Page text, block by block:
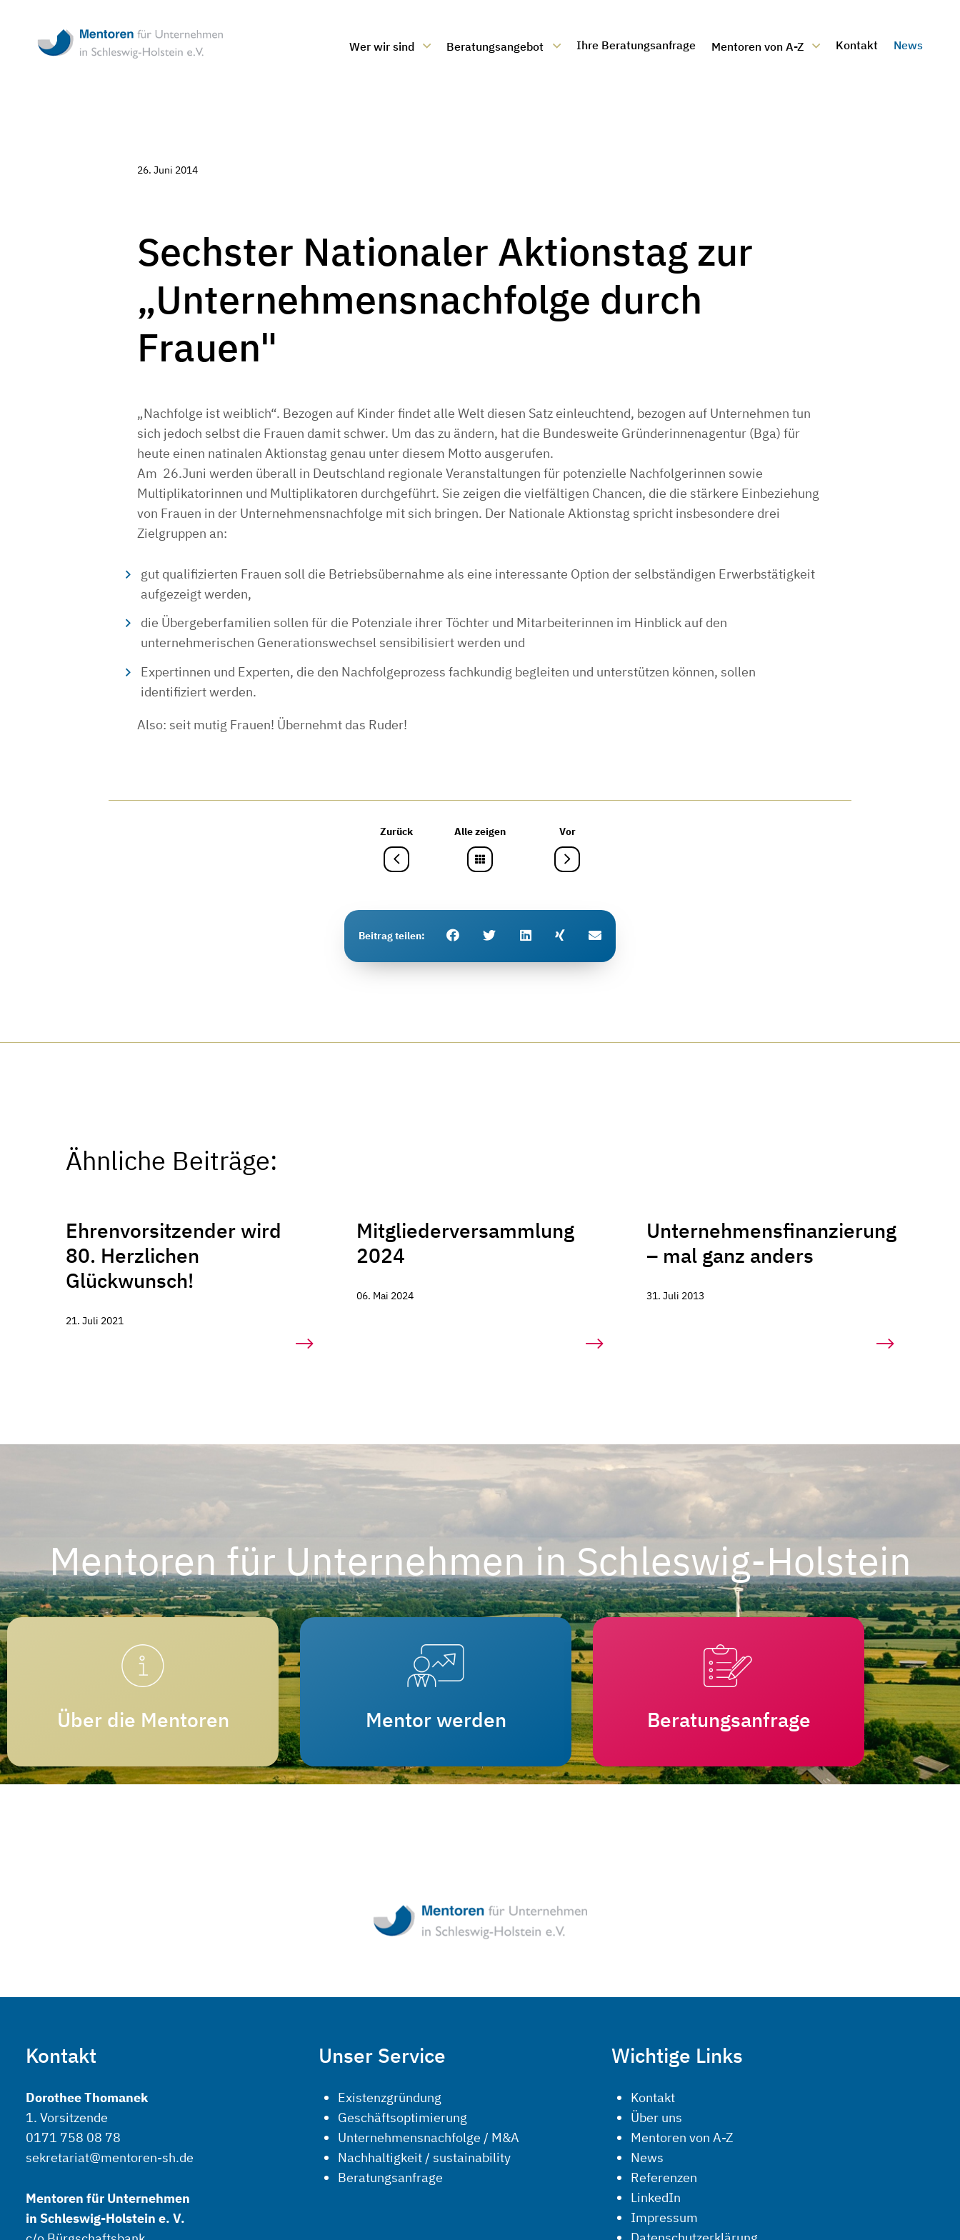
Wer wir sind Beratungsangebot Ihre Beratungsanfrage Mentoren von A-Z Kontakt News
26. Juni 2014
Sechster Nationaler Aktionstag zur
„Unternehmensnachfolge durch
Frauen"
„Nachfolge ist weiblich“. Bezogen auf Kinder findet alle Welt diesen Satz einleuchtend, bezogen auf Unternehmen tun
sich jedoch selbst die Frauen damit schwer. Um das zu ändern, hat die Bundesweite Gründerinnenagentur (Bga) für
heute einen natinalen Aktionstag genau unter diesem Motto ausgerufen.
Am 26.Juni werden überall in Deutschland regionale Veranstaltungen für potenzielle Nachfolgerinnen sowie
Multiplikatorinnen und Multiplikatoren durchgeführt. Sie zeigen die vielfältigen Chancen, die die stärkere Einbeziehung
von Frauen in der Unternehmensnachfolge mit sich bringen. Der Nationale Aktionstag spricht insbesondere drei
Zielgruppen an:
gut qualifizierten Frauen soll die Betriebsübernahme als eine interessante Option der selbständigen Erwerbstätigkeit
aufgezeigt werden,
die Übergeberfamilien sollen für die Potenziale ihrer Töchter und Mitarbeiterinnen im Hinblick auf den
unternehmerischen Generationswechsel sensibilisiert werden und
Expertinnen und Experten, die den Nachfolgeprozess fachkundig begleiten und unterstützen können, sollen
identifiziert werden.
Also: seit mutig Frauen! Übernehmt das Ruder!
Zurück Alle zeigen Vor
Beitrag teilen
Ähnliche Beiträge:
Ehrenvorsitzender wird
80. Herzlichen
Glückwunsch!
21. Juli 2021
Mitgliederversammlung
2024
06. Mai 2024
Unternehmensfinanzierung
– mal ganz anders
31. Juli 2013
Mentoren für Unternehmen in Schleswig-Holstein
Über die Mentoren Mentor werden Beratungsanfrage
Kontakt
Dorothee Thomanek
1. Vorsitzende
0171 758 08 78
sekretariat@mentoren-sh.de
Mentoren für Unternehmen
in Schleswig-Holstein e. V.
Unser Service
Existenzgründung
Geschäftsoptimierung
Unternehmensnachfolge / M&A
Nachhaltigkeit / sustainability
Beratungsanfrage
Wichtige Links
Kontakt
Über uns
Mentoren von A-Z
News
Referenzen
LinkedIn
Impressum